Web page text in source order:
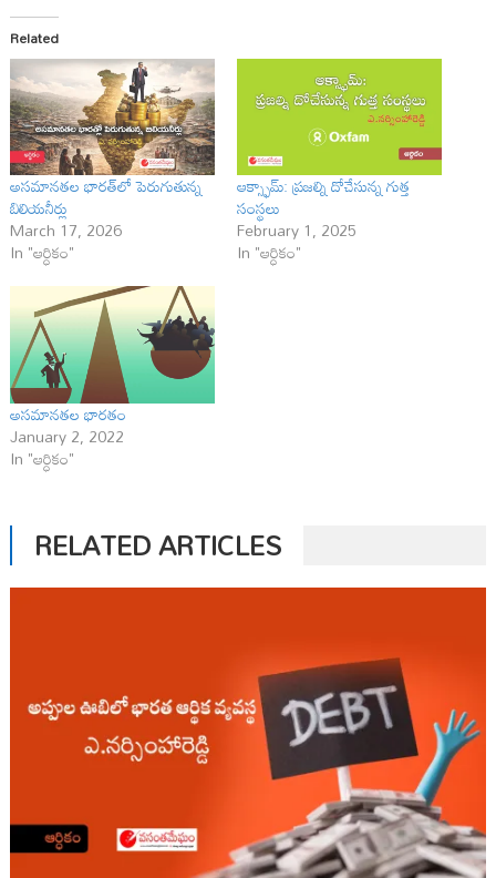
Related
అసమానతల భారత్‌లో పెరుగుతున్న
బిలియనీర్లు
March 17, 2026
In "ఆర్ధికం"
ఆక్స్ఫామ్: ప్రజల్ని దోచేసున్న గుత్త
సంస్థలు
February 1, 2025
In "ఆర్ధికం"
అసమానతల భారతం
January 2, 2022
In "ఆర్ధికం"
RELATED ARTICLES